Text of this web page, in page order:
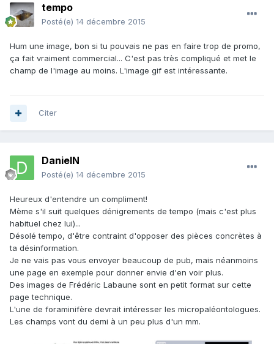
tempo
Posté(e) 14 décembre 2015
Hum une image, bon si tu pouvais ne pas en faire trop de promo,
ça fait vraiment commercial... C'est pas très compliqué et met le
champ de l'image au moins. L'image gif est intéressante.
Citer
DanielN
Posté(e) 14 décembre 2015
Heureux d'entendre un compliment!
Mème s'il suit quelques dénigrements de tempo (mais c'est plus
habituel chez lui)...
Désolé tempo, d'être contraint d'opposer des pièces concrètes à
ta désinformation.
Je ne vais pas vous envoyer beaucoup de pub, mais néanmoins
une page en exemple pour donner envie d'en voir plus.
Des images de Frédéric Labaune sont en petit format sur cette
page technique.
L'une de foraminifère devrait intéresser les micropaléontologues.
Les champs vont du demi à un peu plus d'un mm.